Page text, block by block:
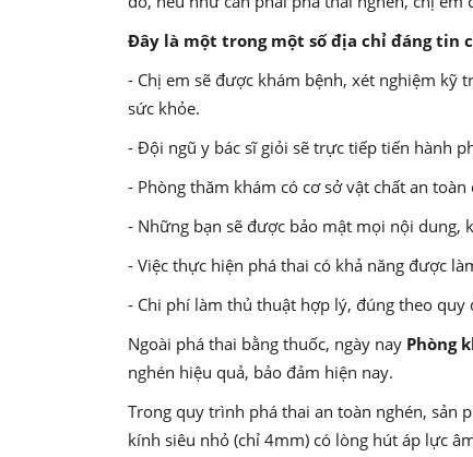
Đây là một trong một số địa chỉ đáng tin
- Chị em sẽ được khám bệnh, xét nghiệm kỹ
sức khỏe.
- Đội ngũ y bác sĩ giỏi sẽ trực tiếp tiến hành
- Phòng thăm khám có cơ sở vật chất an
- Những bạn sẽ được bảo mật mọi nội dung,
- Việc thực hiện phá thai có khả năng được
- Chi phí làm thủ thuật hợp lý, đúng theo
Ngoài phá thai bằng thuốc, ngày nay Phòng
nghén hiệu quả, bảo đảm hiện nay.
Trong quy trình phá thai an toàn nghén, sản
kính siêu nhỏ (chỉ 4mm) có lòng hút áp lực